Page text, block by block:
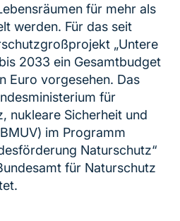
für mehr als
werden. Für das seit
„Untere
2033 ein Gesamtbudget
Euro vorgesehen. Das
für
nukleare Sicherheit und
im Programm
Naturschutz“
für Naturschutz